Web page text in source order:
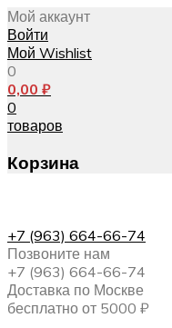
Мой аккаунт
Войти
Мой Wishlist
0
0,00 ₽
0
товаров
Корзина
+7 (963) 664-66-74
Позвоните нам
+7 (963) 664-66-74
Доставка по Москве
бесплатно от 5000 ₽